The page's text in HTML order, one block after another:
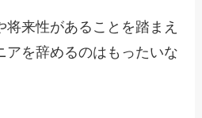
来性があることを踏まえ
アを辞めるのはもったいな